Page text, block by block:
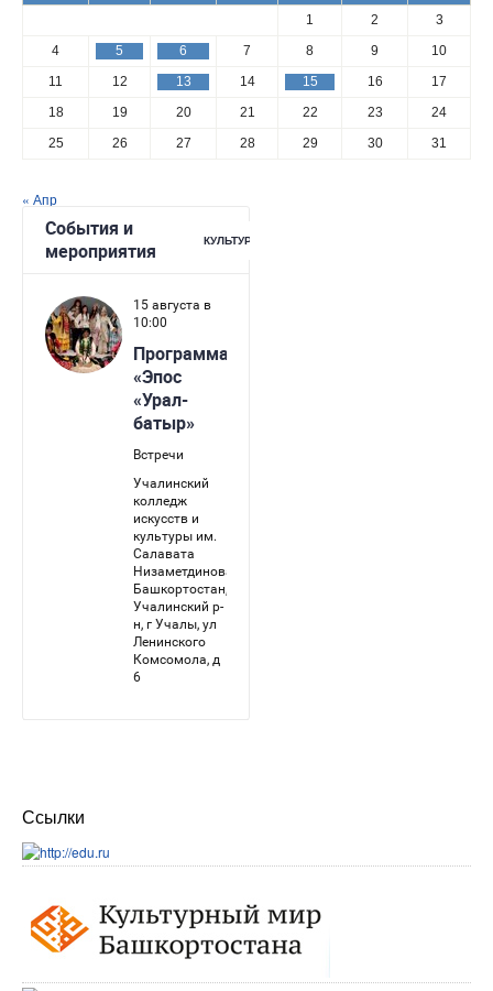
1 2
3
4
5 6 7 8 9
10
11
12 13 14 15 16
17
18
19 20 21 22 23
24
25
26 27 28 29 30 31
« Апр
Ссылки